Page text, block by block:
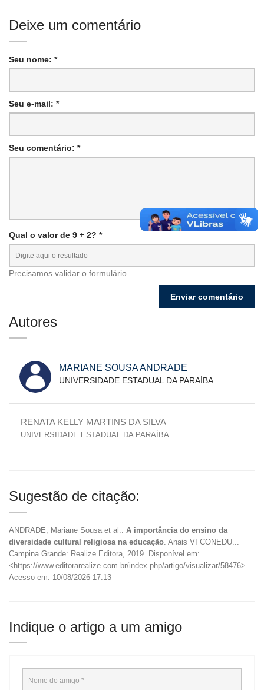
Deixe um comentário
Seu nome: *
Seu e-mail: *
Seu comentário: *
Qual o valor de 9 + 2? *
Precisamos validar o formulário.
Autores
MARIANE SOUSA ANDRADE
UNIVERSIDADE ESTADUAL DA PARAÍBA
RENATA KELLY MARTINS DA SILVA
UNIVERSIDADE ESTADUAL DA PARAÍBA
Sugestão de citação:
ANDRADE, Mariane Sousa et al.. A importância do ensino da
diversidade cultural religiosa na educação. Anais VI CONEDU...
Campina Grande: Realize Editora, 2019. Disponível em:
<https://www.editorarealize.com.br/index.php/artigo/visualizar/58476>.
Acesso em: 10/08/2026 17:13
Indique o artigo a um amigo